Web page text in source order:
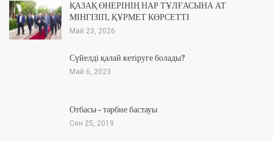
ҚАЗАҚ ӨНЕРІНІҢ НАР ТҰЛҒАСЫНА АТ
МІНГІЗІП, ҚҰРМЕТ КӨРСЕТТІ
Май 23, 2026
Сүйелді қалай кетіруге болады?
Май 6, 2023
Отбасы – тәрбие бастауы
Сен 25, 2019